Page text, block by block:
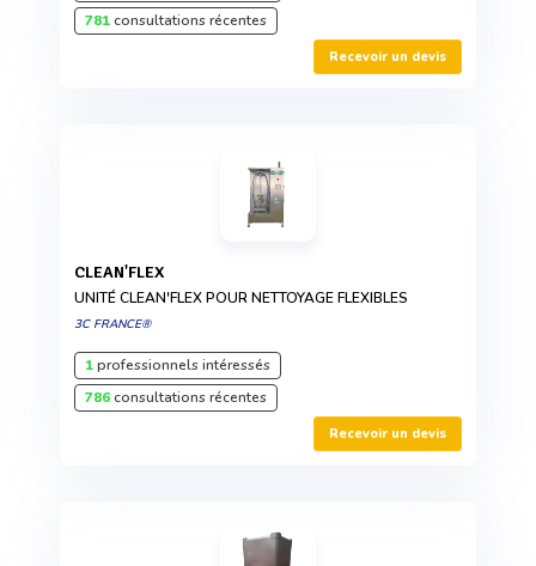
781consultations récentes
Recevoir un devis
CLEAN'FLEX
UNITÉ CLEAN'FLEX POUR NETTOYAGE FLEXIBLES
3C FRANCE®
1professionnels intéressés
786consultations récentes
Recevoir un devis